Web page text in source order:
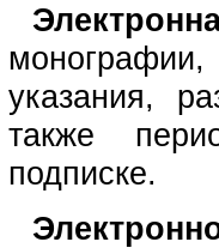
указания,
также
подписке.